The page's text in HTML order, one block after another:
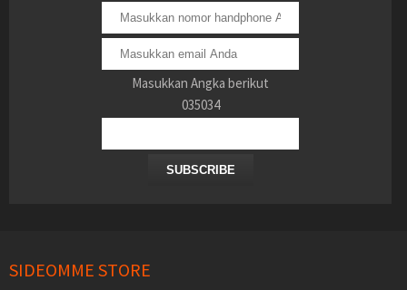
Masukkan Angka berikut
035034
SUBSCRIBE
SIDEOMME STORE